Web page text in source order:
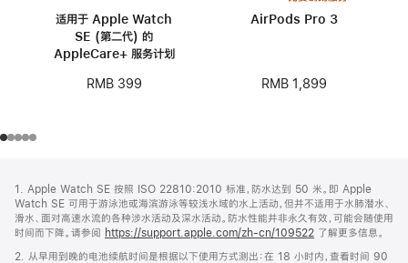
适用于 Apple Watch
SE (第二代) 的
AppleCare+ 服务计划
RMB 399
AirPods Pro 3
RMB 1,899
页
页
脚
注
1. Apple Watch SE 按照 ISO 22810:2010 标准，防水达到 50 米。即 Apple
Watch SE 可用于游泳池或海滨游泳等较浅水域的水上活动，但并不适用于水肺潜水、
滑水、面对高速水流的各种涉水活动及深水活动。防水性能并非永久有效，可能会随使用
时间而下降。请参阅 https://support.apple.com/zh-cn/109522 了解更多信息。
2. 从早用到晚的电池续航时间是根据以下使用方式测出：在 18 小时内，查看时间 90